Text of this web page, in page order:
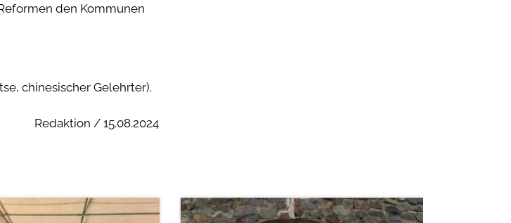
den Kommunen
chinesischer Gelehrter).
Redaktion / 15.08.2024
weiterlesen weiterlesen